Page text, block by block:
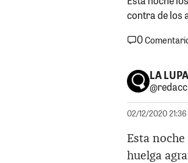
contra de los
0
LA LUPA
02/12/2020 21:36
Esta
huelga